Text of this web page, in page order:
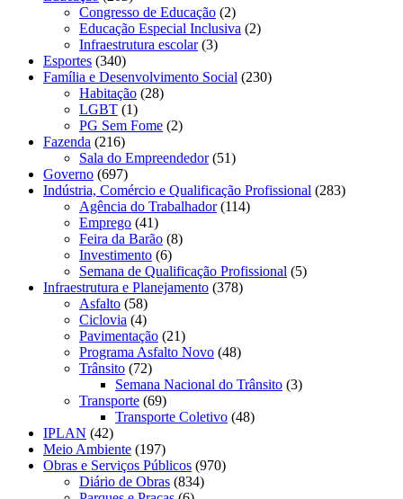
Congresso de Educação (2)
Educação Especial Inclusiva (2)
Infraestrutura escolar(3)
Esportes (340)
Família e Desenvolvimento Social (230)
Habitação (28)
LGBT (1)
PG Sem Fome (2)
Fazenda (216)
Sala do Empreendedor(51)
Governo (697)
Indústria, Comércio e Qualificação Profissional (283)
Agência do Trabalhador(114)
Emprego (41)
Feira da Barão (8)
Investimento (6)
Semana de Qualificação Profissional (5)
Infraestrutura e Planejamento (378)
Asfalto (58)
Ciclovia (4)
Pavimentação (21)
Programa Asfalto Novo (48)
Trânsito (72)
Semana Nacional do Trânsito (3)
Transporte (69)
Transporte Coletivo (48)
IPLAN (42)
Meio Ambiente (197)
Obras e Serviços Públicos (970)
Diário de Obras (834)